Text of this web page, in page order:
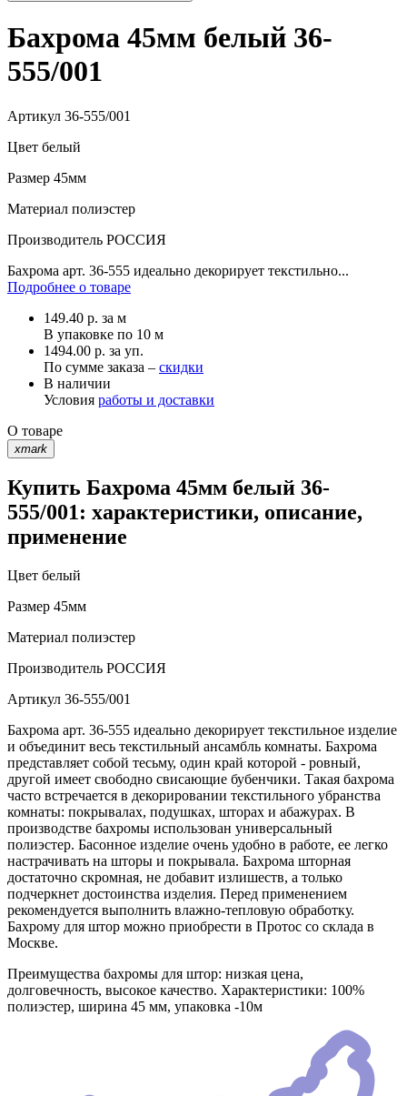
Бахрома 45мм белый 36-
555/001
Артикул 36-555/001
Цвет белый
Размер 45мм
Материал полиэстер
Производитель РОССИЯ
Бахрома арт. 36-555 идеально декорирует текстильно...
Подробнее о товаре
149.40 р. за м
В упаковке по 10 м
1494.00 р. за уп.
По сумме заказа – скидки
В наличии
Условия работы и доставки
О товаре
xmark
Купить Бахрома 45мм белый 36-
555/001: характеристики, описание,
применение
Цвет белый
Размер 45мм
Материал полиэстер
Производитель РОССИЯ
Артикул 36-555/001
Бахрома арт. 36-555 идеально декорирует текстильное изделие
и объединит весь текстильный ансамбль комнаты. Бахрома
представляет собой тесьму, один край которой - ровный,
другой имеет свободно свисающие бубенчики. Такая бахрома
часто встречается в декорировании текстильного убранства
комнаты: покрывалах, подушках, шторах и абажурах. В
производстве бахромы использован универсальный
полиэстер. Басонное изделие очень удобно в работе, ее легко
настрачивать на шторы и покрывала. Бахрома шторная
достаточно скромная, не добавит излишеств, а только
подчеркнет достоинства изделия. Перед применением
рекомендуется выполнить влажно-тепловую обработку.
Бахрому для штор можно приобрести в Протос со склада в
Москве.
Преимущества бахромы для штор: низкая цена,
долговечность, высокое качество. Характеристики: 100%
полиэстер, ширина 45 мм, упаковка -10м